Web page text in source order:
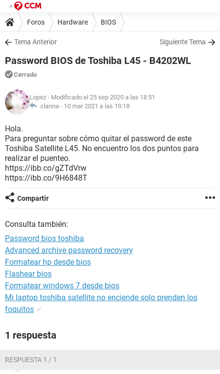
Foros Hardware BIOS
Tema Anterior Siguiente Tema
Password BIOS de Toshiba L45 - B4202WL
Cerrado
Lopez - Modificado el 25 sep 2020 a las 18:51
clanna - 10 mar 2021 a las 19:18
Hola.
Para preguntar sobre cómo quitar el password de este
Toshiba Satellite L45. No encuentro los dos puntos para
realizar el puenteo.
https://ibb.co/gZTdVrw
https://ibb.co/9H6848T
Compartir
Consulta también:
Password bios toshiba
Advanced archive password recovery
Formatear hp desde bios
Flashear bios
Formatear windows 7 desde bios
Mi laptop toshiba satellite no enciende solo prenden los
foquitos ✓
1 respuesta
RESPUESTA 1 / 1